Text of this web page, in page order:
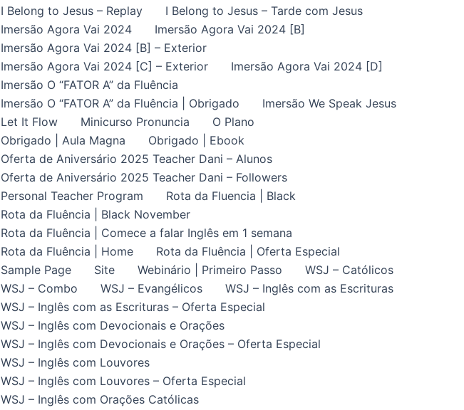
I Belong to Jesus – Replay
I Belong to Jesus – Tarde com Jesus
Imersão Agora Vai 2024
Imersão Agora Vai 2024 [B]
Imersão Agora Vai 2024 [B] – Exterior
Imersão Agora Vai 2024 [C] – Exterior
Imersão Agora Vai 2024 [D]
Imersão O “FATOR A” da Fluência
Imersão O “FATOR A” da Fluência | Obrigado
Imersão We Speak Jesus
Let It Flow
Minicurso Pronuncia
O Plano
Obrigado | Aula Magna
Obrigado | Ebook
Oferta de Aniversário 2025 Teacher Dani – Alunos
Oferta de Aniversário 2025 Teacher Dani – Followers
Personal Teacher Program
Rota da Fluencia | Black
Rota da Fluência | Black November
Rota da Fluência | Comece a falar Inglês em 1 semana
Rota da Fluência | Home
Rota da Fluência | Oferta Especial
Sample Page
Site Webinário | Primeiro Passo
WSJ – Católicos
WSJ – Combo
WSJ – Evangélicos
WSJ – Inglês com as Escrituras
WSJ – Inglês com as Escrituras – Oferta Especial
WSJ – Inglês com Devocionais e Orações
WSJ – Inglês com Devocionais e Orações – Oferta Especial
WSJ – Inglês com Louvores
WSJ – Inglês com Louvores – Oferta Especial
WSJ – Inglês com Orações Católicas